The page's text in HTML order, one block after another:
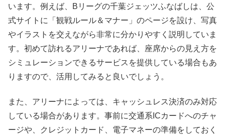
います。例えば、Bリーグの千葉ジェッツふなばしは、公
式サイトに「観戦ルール＆マナー」のページを設け、写真
やイラストを交えながら非常に分かりやすく説明していま
す。初めて訪れるアリーナであれば、座席からの見え方を
シミュレーションできるサービスを提供している場合もあ
りますので、活用してみると良いでしょう。
また、アリーナによっては、キャッシュレス決済のみ対応
している場合があります。事前に交通系ICカードへのチャ
ージや、クレジットカード、電子マネーの準備をしておく